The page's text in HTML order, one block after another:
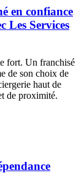
en confiance
Les Services
fort. Un franchisé
de son choix de
haut de
de proximité.